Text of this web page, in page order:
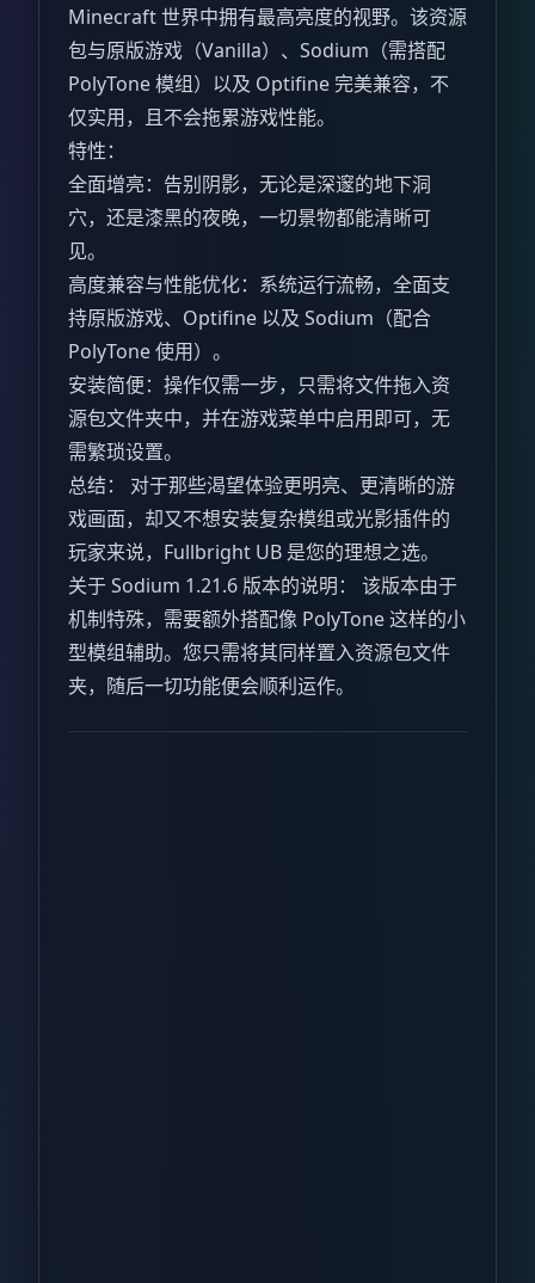
Minecraft 世界中拥有最高亮度的视野。该资源
包与原版游戏（Vanilla）、Sodium（需搭配
PolyTone 模组）以及 Optifine 完美兼容，不
仅实用，且不会拖累游戏性能。
特性：
全面增亮：告别阴影，无论是深邃的地下洞
穴，还是漆黑的夜晚，一切景物都能清晰可
见。
高度兼容与性能优化：系统运行流畅，全面支
持原版游戏、Optifine 以及 Sodium（配合
PolyTone 使用）。
安装简便：操作仅需一步，只需将文件拖入资
源包文件夹中，并在游戏菜单中启用即可，无
需繁琐设置。
总结： 对于那些渴望体验更明亮、更清晰的游
戏画面，却又不想安装复杂模组或光影插件的
玩家来说，Fullbright UB 是您的理想之选。
关于 Sodium 1.21.6 版本的说明： 该版本由于
机制特殊，需要额外搭配像 PolyTone 这样的小
型模组辅助。您只需将其同样置入资源包文件
夹，随后一切功能便会顺利运作。